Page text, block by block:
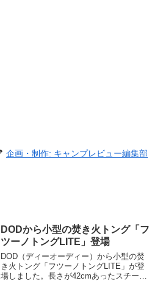
企画・制作: キャンプレビュー編集部
DODから小型の焚き火トング「フ
ツーノトングLITE」登場
DOD（ディーオーディー）から小型の焚
き火トング「フツーノトングLITE」が登
場しました。長さが42cmあったスチール